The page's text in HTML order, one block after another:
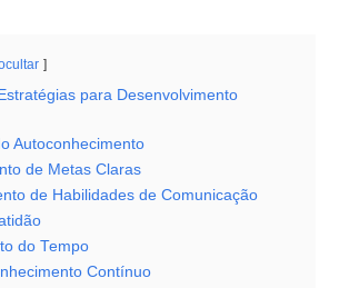
para Desenvolvimento
Autoconhecimento
de Metas Claras
de Habilidades de Comunicação
do Tempo
Contínuo